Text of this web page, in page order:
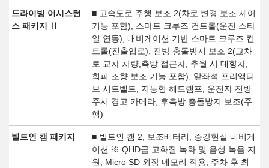
드라이빙 어시스턴
스 패키지 Ⅱ
■ 고속도로 주행 보조 2(차로 변경 보조 제어
기능 포함), 스마트 크루즈 컨트롤(운전 스타
일 연동), 내비게이션 기반 스마트 크루즈 컨
트롤(진출입로), 전방 충돌방지 보조 2(교차
로 교차 차량,측방 접근차, 추월 시 대향차,
회피 조향 보조 기능 포함), 앞좌석 프리액티
브 시트벨트, 지능형 헤드램프, 운전자 전방
주시 경고 카메라, 후측방 충돌방지 보조(주
행)
빌트인 캠 패키지
■ 빌트인 캠 2, 보조배터리, 증강현실 내비게
이션 ※ QHD급 고화질 녹화 및 음성 녹음 지
원, Micro SD 외장 메모리 적용, 주차 후 최